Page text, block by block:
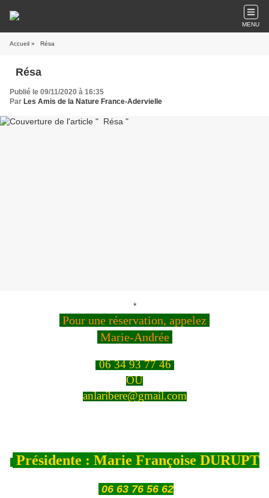
MENU
Accueil » Résa
Résa
Publié le 09/11/2020 à 16:35
Par Les Amis de la Nature France-Adervielle
*
Pour une réservation, appelez
Marie-Andrée
06 34 93 77 46
OU
anlaribere@gmail.com
Présidente : Marie Françoise DURUPT
06 63 76 56 62